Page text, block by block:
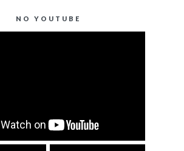
NO YOUTUBE